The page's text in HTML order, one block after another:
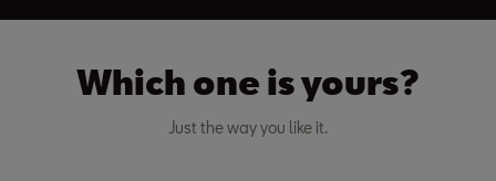
Which one is yours?
Just the way you like it.